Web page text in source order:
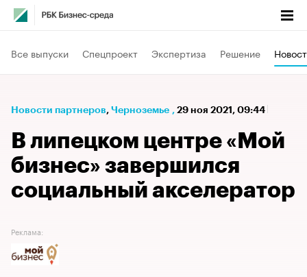
Все выпуски Спецпроект Экспертиза Решение
Новости партнеров⁠, Черноземье , 29 ноя 2021, 09:44
В липецком центре «Мой
бизнес» завершился
социальный акселератор
Реклама: